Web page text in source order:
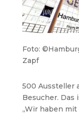
Foto:
Zapf
500 Aussteller
Besucher. Das
„Wir haben